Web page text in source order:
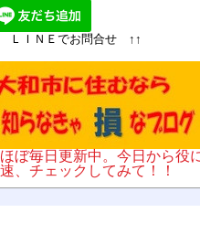
ＬＩＮＥでお問合せ ↑↑
ぼ毎日更新中。今日から役
、チェックしてみて！！